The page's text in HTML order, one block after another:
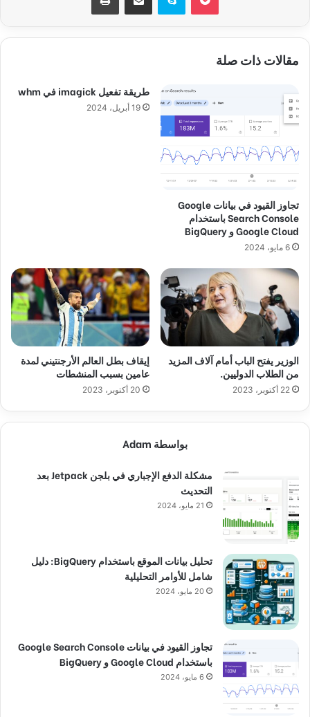
مقالات ذات صلة
تجاوز القيود في بيانات Google
Search Console باستخدام
Google Cloud و BigQuery
6 مايو، 2024
طريقة تفعيل imagick في whm
19 أبريل، 2024
الوزير يفتح الباب أمام آلاف المزيد
من الطلاب الدوليين.
22 أكتوبر، 2023
إيقاف بطل العالم الأرجنتيني لمدة
عامين بسبب المنشطات
20 أكتوبر، 2023
بواسطة Adam
مشكلة الدفع الإجباري في بلجن Jetpack بعد
التحديث
21 مايو، 2024
تحليل بيانات الموقع باستخدام BigQuery: دليل
شامل للأوامر التحليلية
20 مايو، 2024
تجاوز القيود في بيانات Google Search Console
باستخدام Google Cloud و BigQuery
6 مايو، 2024